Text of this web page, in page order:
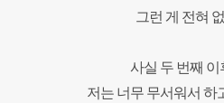
그런 게 전혀
사실 두 번째
저는 너무 무서워서 하